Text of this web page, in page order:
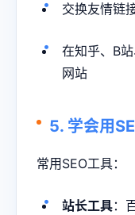
交换友情链
在知乎、B
网站
5. 学会用
常用SEO工具：
站长工具：